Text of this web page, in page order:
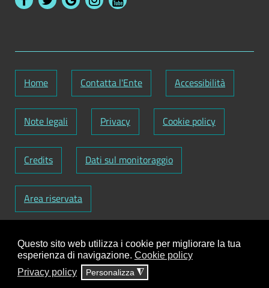
Questo sito web utilizza i cookie per migliorare la tua
esperienza di navigazione. Cookie policy
Privacy policy
Personalizza ◮
Home Contatta l'Ente Accessibilità
Note legali Privacy Cookie policy
Credits Dati sul monitoraggio
Area riservata
Codice Fiscale: 82000090751-Partita IVA:
01129720759-Codice Fatturazione elettronica:
UFY1HC